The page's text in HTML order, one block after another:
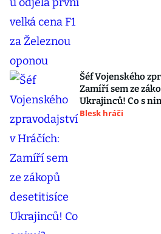
Šéf Vojenského
Zamíří sem ze
Ukrajinců! Co s
Blesk hráči